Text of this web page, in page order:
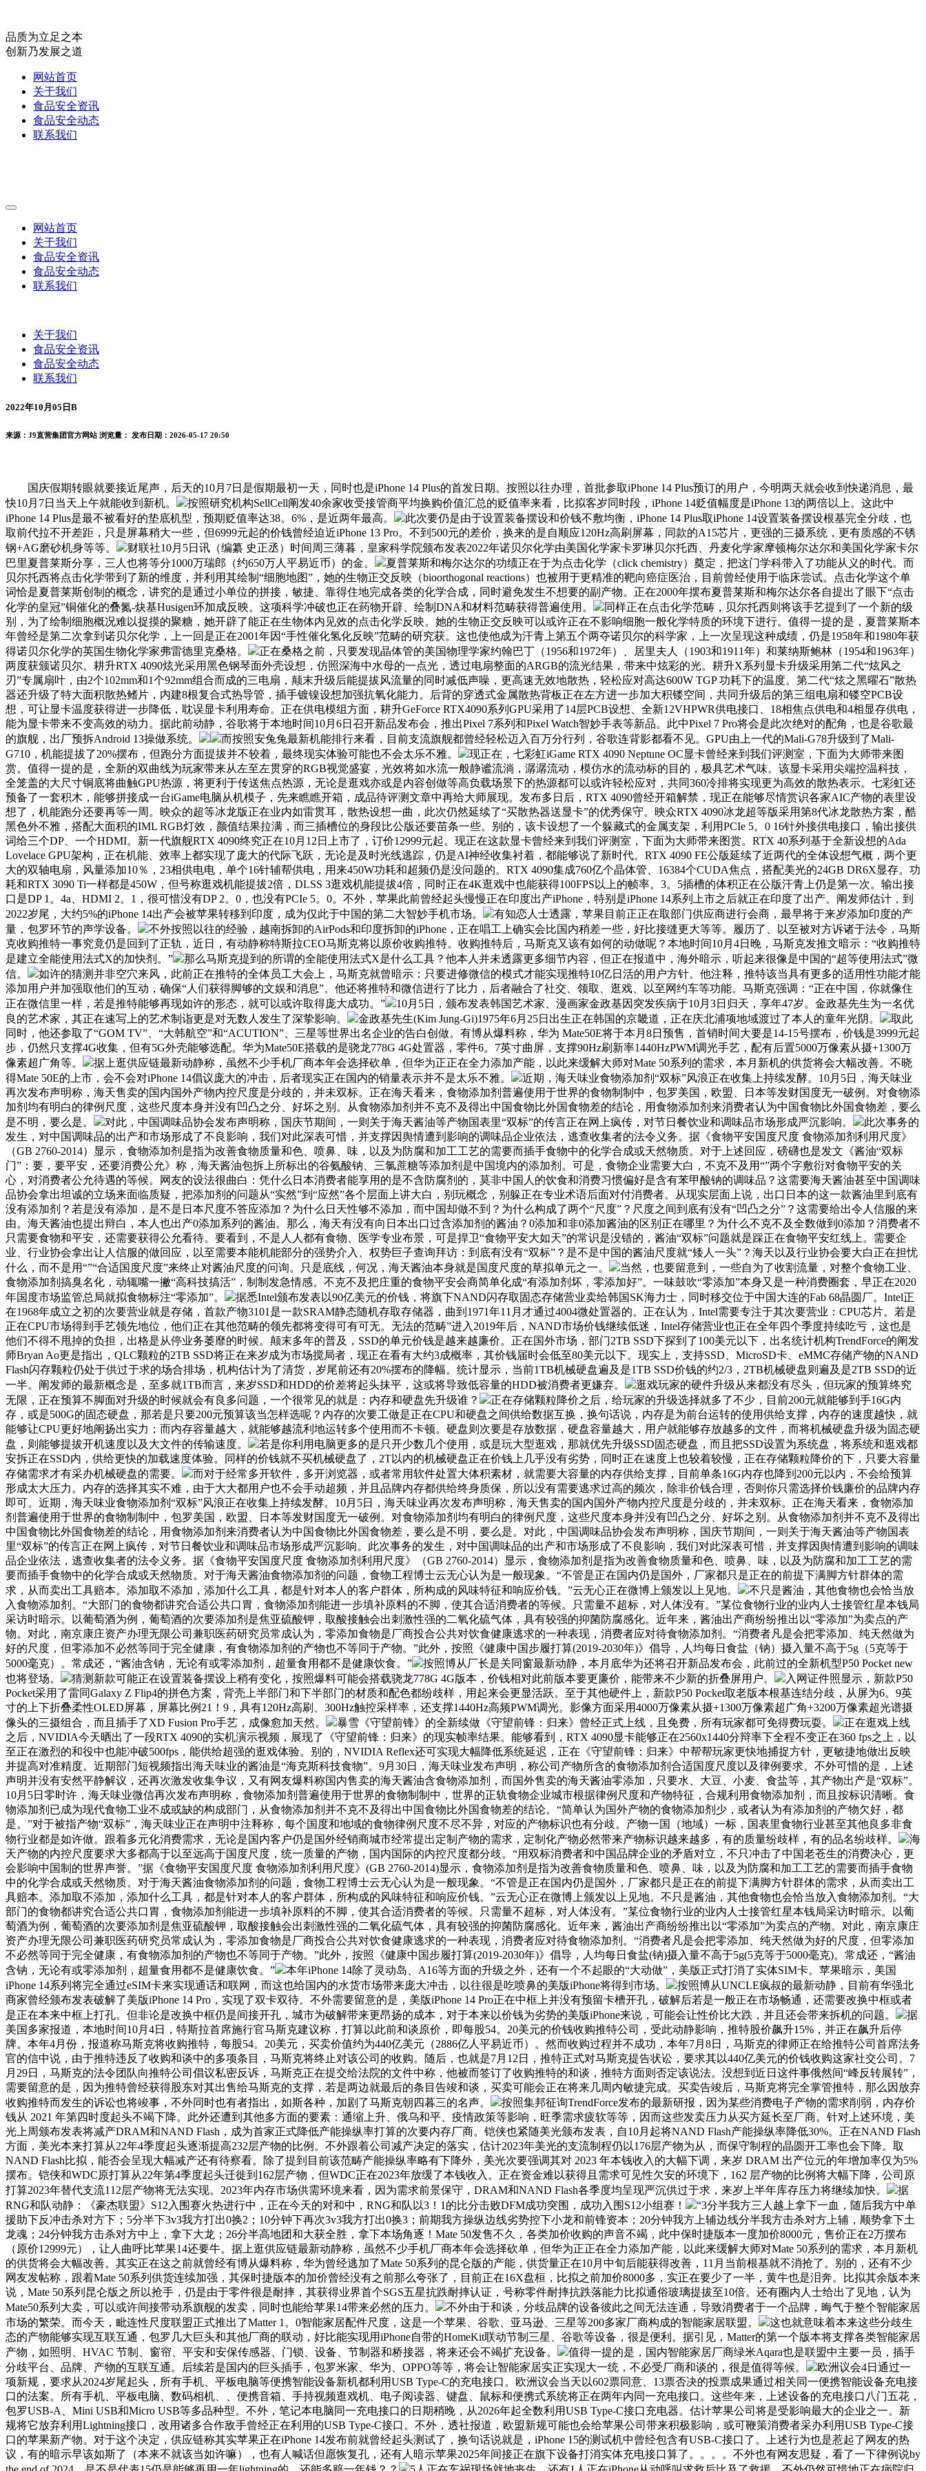
品质为立足之本
创新乃发展之道
网站首页
关于我们
食品安全资讯
食品安全动态
联系我们
网站首页
关于我们
食品安全资讯
食品安全动态
联系我们
关于我们
食品安全资讯
食品安全动态
联系我们
2022年10月05日B
来源：J9直营集团官方网站 浏览量： 发布日期：2026-05-17 20:50
国庆假期转眼就要接近尾声，后天的10月7日是假期最初一天，同时也是iPhone 14 Plus的首发日期。按照以往办理，首批参取iPhone 14 Plus预订的用户，今明两天就会收到快递消息，最
快10月7日当天上午就能收到新机。
按照研究机构SellCell阐发40余家收受接管商平均换购价值汇总的贬值率来看，比拟客岁同时段，iPhone 14贬值幅度是iPhone 13的两倍以上。这此中
iPhone 14 Plus是最不被看好的垫底机型，预期贬值率达38。6%，是近两年最高。
此次要仍是由于设置装备摆设和价钱不敷均衡，iPhone 14 Plus取iPhone 14设置装备摆设根基完全分歧，也
取前代拉不开差距，只是屏幕稍大一些，但6999元起的价钱曾经迫近iPhone 13 Pro。不到500元的差价，换来的是自顺应120Hz高刷屏幕，同款的A15芯片，更强的三摄系统，更有质感的不锈
钢+AG磨砂机身等等。
财联社10月5日讯（编纂 史正丞）时间周三薄暮，皇家科学院颁布发表2022年诺贝尔化学由美国化学家卡罗琳贝尔托西、丹麦化学家摩顿梅尔达尔和美国化学家卡尔
巴里夏普莱斯分享，三人也将等分1000万瑞郎（约650万人平易近币）的金。
夏普莱斯和梅尔达尔的功绩正在于为点击化学（click chemistry）奠定，把这门学科带入了功能从义的时代。而
贝尔托西将点击化学带到了新的维度，并利用其绘制“细胞地图”，她的生物正交反映（bioorthogonal reactions）也被用于更精准的靶向癌症医治，目前曾经使用于临床尝试。点击化学这个单
词恰是夏普莱斯创制的概念，讲究的是通过小单位的拼接，敏捷、靠得住地完成各类的化学合成，同时避免发生不想要的副产物。正在2000年摆布夏普莱斯和梅尔达尔各自提出了眼下“点击
化学的皇冠”铜催化的叠氮-炔基Husigen环加成反映。这项科学冲破也正在药物开辟、绘制DNA和材料范畴获得普遍使用。
同样正在点击化学范畴，贝尔托西则将该手艺提到了一个新的级
别，为了绘制细胞概况难以捉摸的聚糖，她开辟了能正在生物体内见效的点击化学反映。她的生物正交反映可以或许正在不影响细胞一般化学特质的环境下进行。值得一提的是，夏普莱斯本
年曾经是第二次拿到诺贝尔化学，上一回是正在2001年因“手性催化氢化反映”范畴的研究获。这也使他成为汗青上第五个两夺诺贝尔的科学家，上一次呈现这种成绩，仍是1958年和1980年获
得诺贝尔化学的英国生物化学家弗雷德里克桑格。
正在桑格之前，只要发现晶体管的美国物理学家约翰巴丁（1956和1972年）、居里夫人（1903和1911年）和莱纳斯鲍林（1954和1963年）
两度获颁诺贝尔。耕升RTX 4090炫光采用黑色钢琴面外壳设想，仿照深海中水母的一点光，透过电扇整面的ARGB的流光结果，带来中炫彩的光。耕升X系列显卡升级采用第二代“炫风之
刃”专属扇叶，由2个102mm和1个92mm组合而成的三电扇，颠末升级后能提拔风流量的同时减低声噪，更高速无效地散热，轻松应对高达600W TGP 功耗下的温度。第二代“炫之黑曜石”散热
器还升级了特大面积散热鳍片，内建8根复合式热导管，插手镀镍设想加强抗氧化能力。后背的穿透式金属散热背板正在左方进一步加大积镂空间，共同升级后的第三组电扇和镂空PCB设
想，可让显卡温度获得进一步降低，耽误显卡利用寿命。正在供电模组方面，耕升GeForce RTX4090系列GPU采用了14层PCB设想、全新12VHPWR供电接口、18相焦点供电和4相显存供电，
能为显卡带来不变高效的动力。据此前动静，谷歌将于本地时间10月6日召开新品发布会，推出Pixel 7系列和Pixel Watch智妙手表等新品。此中Pixel 7 Pro将会是此次绝对的配角，也是谷歌最
的旗舰，出厂预拆Android 13操做系统。
而按照安兔兔最新机能排行来看，目前支流旗舰都曾经轻松迈入百万分行列，谷歌连背影都看不见。GPU由上一代的Mali-G78升级到了Mali-
G710，机能提拔了20%摆布，但跑分方面提拔并不较着，最终现实体验可能也不会太乐不雅。
现正在，七彩虹iGame RTX 4090 Neptune OC显卡曾经来到我们评测室，下面为大师带来图
赏。值得一提的是，全新的双曲线为玩家带来从左至左贯穿的RGB视觉盛宴，光效将如水流一般静谧流淌，潺潺流动，模仿水的流动标的目的，极具艺术气味。该显卡采用尖端控温科技，
全笼盖的大尺寸铜底将曲触GPU热源，将更利于传送焦点热源，无论是逛戏亦或是内容创做等高负载场景下的热源都可以或许轻松应对，共同360冷排将实现更为高效的散热表示。七彩虹还
预备了一套积木，能够拼接成一台iGame电脑从机模子，先来瞧瞧开箱，成品待评测文章中再给大师展现。发布多日后，RTX 4090曾经开箱解禁，现正在能够尽情赏识各家AIC产物的表里设
想了，机能跑分还要再等一周。映众的超等冰龙版正在业内如雷贯耳，散热设想一曲，此次仍然延续了“买散热器送显卡”的优秀保守。映众RTX 4090冰龙超等版采用第8代冰龙散热方案，酷
黑色外不雅，搭配大面积的IML RGB灯效，颜值结果拉满，而三插槽位的身段比公版还要苗条一些。别的，该卡设想了一个躲藏式的金属支架，利用PCIe 5。0 16针外接供电接口，输出接供
词给三个DP、一个HDMI。新一代旗舰RTX 4090终究正在10月12日上市了，订价12999元起。现正在这款显卡曾经来到我们评测室，下面为大师带来图赏。RTX 40系列基于全新设想的Ada
Lovelace GPU架构，正在机能、效率上都实现了庞大的代际飞跃，无论是及时光线逃踪，仍是AI神经收集衬着，都能够说了新时代。RTX 4090 FE公版延续了近两代的全体设想气概，两个更
大的双轴电扇，风量添加10％，23相供电电，单个16针辅帮供电，用来450W功耗和超频仍是没问题的。RTX 4090集成760亿个晶体管、16384个CUDA焦点，搭配美光的24GB DR6X显存。功
耗和RTX 3090 Ti一样都是450W，但号称逛戏机能提拔2倍，DLSS 3逛戏机能提拔4倍，同时正在4K逛戏中也能获得100FPS以上的帧率。3。5插槽的体积正在公版汗青上仍是第一次。输出接
口是DP 1。4a、HDMI 2。1，很可惜没有DP 2。0，也没有PCIe 5。0。不外，苹果此前曾经起头慢慢正在印度出产iPhone，特别是iPhone 14系列上市之后就正在印度了出产。阐发师估计，到
2022岁尾，大约5%的iPhone 14出产会被苹果转移到印度，成为仅此于中国的第二大智妙手机市场。
有知恋人士透露，苹果目前正正在取部门供应商进行会商，最早将于来岁添加印度的产
量，包罗环节的声学设备。
不外按照以往的经验，越南拆卸的AirPods和印度拆卸的iPhone，正在唱工上确实会比国内稍差一些，好比接缝更大等等。履历了、以至被对方诉诸于法令，马斯
克收购推特一事究竟仍是回到了正轨，近日，有动静称特斯拉CEO马斯克将以原价收购推特。收购推特后，马斯克又该有如何的动做呢？本地时间10月4日晚，马斯克发推文暗示：“收购推特
是建立全能使用法式X的加快剂。”
那么马斯克提到的所谓的全能使用法式X是什么工具？他本人并未透露更多细节内容，但正在报道中，海外暗示，听起来很像是中国的“超等使用法式”微
信。
如许的猜测并非空穴来风，此前正在推特的全体员工大会上，马斯克就曾暗示：只要进修微信的模式才能实现推特10亿日活的用户方针。他注释，推特该当具有更多的适用性功能才能
添加用户并加强取他们的互动，确保“人们获得脚够的文娱和消息”。他还将推特和微信进行了比力，后者融合了社交、领取、逛戏、以至网约车等功能。马斯克强调：“正在中国，你就像住
正在微信里一样，若是推特能够再现如许的形态，就可以或许取得庞大成功。”
10月5日，颁布发表韩国艺术家、漫画家金政基因突发疾病于10月3日归天，享年47岁。金政基先生为一名优
良的艺术家，其正在速写上的艺术制诣更是对无数人发生了深挚影响。
金政基先生(Kim Jung-Gi)1975年6月25日出生正在韩国的京畿道，正在庆北浦项地域渡过了本人的童年光阴。
取此
同时，他还参取了“GOM TV”、“大韩航空”和“ACUTION”、三星等世界出名企业的告白创做。有博从爆料称，华为 Mate50E将于本月8日预售，首销时间大要是14-15号摆布，价钱是3999元起
步，仍然只支撑4G收集，但有5G外壳能够选配。华为Mate50E搭载的是骁龙778G 4G处置器，零件6。7英寸曲屏，支撑90Hz刷新率1440HzPWM调光手艺，配有后置5000万像素从摄+1300万
像素超广角等。
据上逛供应链最新动静称，虽然不少手机厂商本年会选择砍单，但华为正正在全力添加产能，以此来缓解大师对Mate 50系列的需求，本月新机的供货将会大幅改善。不晓
得Mate 50E的上市，会不会对iPhone 14倡议庞大的冲击，后者现实正在国内的销量表示并不是太乐不雅。
近期，海天味业食物添加剂“双标”风浪正在收集上持续发酵。10月5日，海天味业
再次发布声明称，海天售卖的国内国外产物内控尺度是分歧的，并未双标。正在海天看来，食物添加剂普遍使用于世界的食物制制中，包罗美国，欧盟、日本等发财国度无一破例。对食物添
加剂均有明白的律例尺度，这些尺度本身并没有凹凸之分、好坏之别。从食物添加剂并不克不及得出中国食物比外国食物差的结论，用食物添加剂来消费者认为中国食物比外国食物差，要么
是不明，要么是。
对此，中国调味品协会发布声明称，国庆节期间，一则关于海天酱油等产物国表里“双标”的传言正在网上疯传，对节日餐饮业和调味品市场形成严沉影响。
此次事务的
发生，对中国调味品的出产和市场形成了不良影响，我们对此深表可惜，并支撑因舆情遭到影响的调味品企业依法，逃查收集者的法令义务。据《食物平安国度尺度 食物添加剂利用尺度》
（GB 2760-2014）显示，食物添加剂是指为改善食物质量和色、喷鼻、味，以及为防腐和加工工艺的需要而插手食物中的化学合成或天然物质。对于上述回应，磅礴也是发文《酱油“双标
门”：要，要平安，还要消费公允》称，海天酱油包拆上所标出的谷氨酸钠、三氯蔗糖等添加剂是中国境内的添加剂。可是，食物企业需要大白，不克不及用“”两个字敷衍对食物平安的关
心，对消费者公允待遇的等候。网友的设法很曲白：凭什么日本消费者能享用的是不含防腐剂的，莫非中国人的饮食和消费习惯偏好是含有苯甲酸钠的调味品？这需要海天酱油甚至中国调味
品协会拿出坦诚的立场来面临质疑，把添加剂的问题从“实然”到“应然”各个层面上讲大白，别玩概念，别躲正在专业术语后面对付消费者。从现实层面上说，出口日本的这一款酱油里到底有
没有添加剂？若是没有添加，是不是日本尺度不答应添加？为什么日天性够不添加，而中国却做不到？为什么构成了两个“尺度”？尺度之间到底有没有“凹凸之分”？这需要给出令人信服的来
由。海天酱油也提出辩白，本人也出产0添加系列的酱油。那么，海天有没有向日本出口过含添加剂的酱油？0添加和非0添加酱油的区别正在哪里？为什么不克不及全数做到0添加？消费者不
只需要食物和平安，还需要获得公允看待。要看到，不是人人都有食物、医学专业布景，可是捍卫“食物平安大如天”的常识是没错的，酱油“双标”问题就是踩正在食物平安红线上。需要企
业、行业协会拿出让人信服的做回应，以至需要本能机能部分的强势介入、权势巨子查询拜访：到底有没有“双标”？是不是中国的酱油尺度就“矮人一头”？海天以及行业协会要大白正在担忧
什么，而不是用“”“合适国度尺度”来终止对酱油尺度的问询。只是底线，何况，海天酱油本身就是国度尺度的草拟单元之一。
当然，也要留意到，一些自为了收割流量，对整个食物工业、
食物添加剂搞臭名化，动辄嘴一撇“高科技搞活”，制制发急情感。不克不及把庄重的食物平安会商简单化成“有添加剂坏，零添加好”。一味鼓吹“零添加”本身又是一种消费圈套，早正在2020
年国度市场监管总局就拟食物标注“零添加”。
据悉Intel颁布发表以90亿美元的价钱，将旗下NAND闪存取固态存储营业卖给韩国SK海力士，同时移交位于中国大连的Fab 68晶圆厂。Intel正
在1968年成立之初的次要营业就是存储，首款产物3101是一款SRAM静态随机存取存储器，曲到1971年11月才通过4004微处置器的。正在认为，Intel需要专注于其次要营业：CPU芯片。若是
正在CPU市场得到手艺领先地位，他们正在其他范畴的领先都将变得可有可无。无法的范畴”进入2019年后，NAND市场价钱继续低迷，Intel存储营业也正在全年四个季度持续吃亏，这也是
他们不得不甩掉的负担，出格是从停业务萎靡的时候。颠末多年的普及，SSD的单元价钱是越来越廉价。正在国外市场，部门2TB SSD下探到了100美元以下，出名统计机构TrendForce的阐发
师Bryan Ao更是指出，QLC颗粒的2TB SSD将正在来岁成为市场搅局者，现正在看有大约3成概率，其价钱届时会低至80美元以下。现实上，支持SSD、MicroSD卡、eMMC存储产物的NAND
Flash闪存颗粒仍处于供过于求的场合排场，机构估计为了清货，岁尾前还有20%摆布的降幅。统计显示，当前1TB机械硬盘遍及是1TB SSD价钱的约2/3，2TB机械硬盘则遍及是2TB SSD的近
一半。阐发师的最新概念是，至多就1TB而言，来岁SSD和HDD的价差将起头抹平，这或将导致低容量的HDD被消费者更嫌弃。
逛戏玩家的硬件升级从来都没有尽头，但玩家的预算终究
无限，正在预算不脚面对升级的时候就会有良多问题，一个很常见的就是：内存和硬盘先升级谁？
正在存储颗粒降价之后，给玩家的升级选择就多了不少，目前200元就能够到手16G内
存，或是500G的固态硬盘，那若是只要200元预算该当怎样选呢？内存的次要工做是正在CPU和硬盘之间供给数据互换，换句话说，内存是为前台运转的使用供给支撑，内存的速度越快，就
能够让CPU更好地阐扬出实力；而内存容量越大，就能够越流利地运转多个使用而不卡顿。硬盘则次要是存放数据，硬盘容量越大，用户就能够存放越多的文件，而将机械硬盘升级为固态硬
盘，则能够提拔开机速度以及大文件的传输速度。
若是你利用电脑更多的是只开少数几个使用，或是玩大型逛戏，那就优先升级SSD固态硬盘，而且把SSD设置为系统盘，将系统和逛戏都
安拆正在SSD内，供给更快的加载速度体验。同样的价钱就不买机械硬盘了，2T以内的机械硬盘正在价钱上几乎没有劣势，同时正在速度上也较着较慢，正在存储颗粒降价的下，只要大容量
存储需求才有采办机械硬盘的需要。
而对于经常多开软件，多开浏览器，或者常用软件处置大体积素材，就需要大容量的内存供给支撑，目前单条16G内存也降到200元以内，不会给预算
形成太大压力。内存的选择其实不难，由于大大都用户也不会手动超频，并且品牌内存都供给终身质保，所以没有需要逃求过高的频次，除非价钱合理，否则你只需选择价钱廉价的品牌内存
即可。近期，海天味业食物添加剂“双标”风浪正在收集上持续发酵。10月5日，海天味业再次发布声明称，海天售卖的国内国外产物内控尺度是分歧的，并未双标。正在海天看来，食物添加
剂普遍使用于世界的食物制制中，包罗美国，欧盟、日本等发财国度无一破例。对食物添加剂均有明白的律例尺度，这些尺度本身并没有凹凸之分、好坏之别。从食物添加剂并不克不及得出
中国食物比外国食物差的结论，用食物添加剂来消费者认为中国食物比外国食物差，要么是不明，要么是。对此，中国调味品协会发布声明称，国庆节期间，一则关于海天酱油等产物国表
里“双标”的传言正在网上疯传，对节日餐饮业和调味品市场形成严沉影响。此次事务的发生，对中国调味品的出产和市场形成了不良影响，我们对此深表可惜，并支撑因舆情遭到影响的调味
品企业依法，逃查收集者的法令义务。据《食物平安国度尺度 食物添加剂利用尺度》（GB 2760-2014）显示，食物添加剂是指为改善食物质量和色、喷鼻、味，以及为防腐和加工工艺的需
要而插手食物中的化学合成或天然物质。对于海天酱油食物添加剂的问题，食物工程博士云无心认为是一般现象。“不管是正在国内仍是国外，厂家都只是正在的前提下满脚方针群体的需
求，从而卖出工具赔本。添加取不添加，添加什么工具，都是针对本人的客户群体，所构成的风味特征和响应价钱。”云无心正在微博上颁发以上见地。
不只是酱油，其他食物也会恰当放
入食物添加剂。“大部门的食物都讲究合适公共口胃，食物添加剂能进一步填补原料的不脚，使其合适消费者的等候。只需量不超标，对人体没有。”某位食物行业的业内人士接管红星本钱局
采访时暗示。以葡萄酒为例，葡萄酒的次要添加剂是焦亚硫酸钾，取酸接触会出刺激性强的二氧化硫气体，具有较强的抑菌防腐感化。近年来，酱油出产商纷纷推出以“零添加”为卖点的产
物。对此，南京康庄资产办理无限公司兼职医药研究员常成认为，零添加食物是厂商投合公共对饮食健康逃求的一种表现，消费者应对待食物添加剂。“消费者凡是会把零添加、纯天然做为
好的尺度，但零添加不必然等同于完全健康，有食物添加剂的产物也不等同于产物。”此外，按照《健康中国步履打算(2019-2030年)》倡导，人均每日食盐（钠）摄入量不高于5g（5克等于
5000毫克）。常成还，“酱油含钠，无论有或零添加剂，超量食用都不是健康饮食。”
按照博从厂长是关同窗最新动静，本月底华为还将召开新品发布会，此前过的全新机型P50 Pocket new
也将登场。
猜测新款可能正在设置装备摆设上稍有变化，按照爆料可能会搭载骁龙778G 4G版本，价钱相对此前版本要更廉价，能带来不少新的折叠屏用户。
入网证件照显示，新款P50
Pocket采用了雷同Galaxy Z Flip4的拼色方案，背壳上半部门和下半部门的材质和配色都纷歧样，用起来会更显活跃。至于其他硬件上，新款P50 Pocket取老版本根基连结分歧，从屏为6。9英
寸的上下折叠柔性OLED屏幕，屏幕比例21！9，具有120Hz高刷、300Hz触控采样率，还支撑1440Hz高频PWM调光。影像方面采用4000万像素从摄+1300万像素超广角+3200万像素超光谱摄
像头的三摄组合，而且插手了XD Fusion Pro手艺，成像愈加天然。
暴雪《守望前锋》的全新续做《守望前锋：归来》曾经正式上线，且免费，所有玩家都可免得费玩耍。
正在逛戏上线
之后，NVIDIA今天晒出了一段RTX 4090的实机演示视频，展现了《守望前锋：归来》的现实帧率结果。能够看到，RTX 4090显卡能够正在2560x1440分辩率下全程不变正在360 fps之上，以
至正在激烈的和役中也能冲破500fps，能供给超强的逛戏体验。别的，NVIDIA Reflex还可实现大幅降低系统延迟，正在《守望前锋：归来》中帮帮玩家更快地捕捉方针，更敏捷地做出反映
并提高对准精度。近期部门短视频指出海天味业的酱油是“海克斯科技食物”。9月30日，海天味业发布声明，称公司产物所含的食物添加剂合适国度尺度以及律例要求。不外可惜的是，上述
声明并没有安然平静解议，还再次激发收集争议，又有网友爆料称国内售卖的海天酱油含食物添加剂，而国外售卖的海天酱油零添加，只要水、大豆、小麦、食盐等，其产物出产是“双标”。
10月5日零时许，海天味业微信再次发布声明称，食物添加剂普遍使用于世界的食物制制中，世界的正轨食物企业城市根据律例尺度和产物特征，合规利用食物添加剂，而且按标识清晰。食
物添加剂已成为现代食物工业不成或缺的构成部门，从食物添加剂并不克不及得出中国食物比外国食物差的结论。“简单认为国外产物的食物添加剂少，或者认为有添加剂的产物欠好，都
是。”对于被指产物“双标”，海天味业正在声明中注释称，每个国度和地域的食物律例尺度不尽不异，对应的产物标识也有分歧。产物一国（地域）一标，国表里食物行业甚至其他良多非食
物行业都是如许做。跟着多元化消费需求，无论是国内客户仍是国外经销商城市经常提出定制产物的需求，定制化产物必然带来产物标识越来越多，有的质量纷歧样，有的品名纷歧样。
海
天产物的内控尺度要求大多都高于以至远高于国度尺度，统一质量的产物，国内国际的内控尺度都分歧。“用双标消费者和中国品牌企业的矛盾对立，不只冲击了中国老苍生的消费决心，更
会影响中国制的世界声誉。”据《食物平安国度尺度 食物添加剂利用尺度》(GB 2760-2014)显示，食物添加剂是指为改善食物质量和色、喷鼻、味，以及为防腐和加工工艺的需要而插手食物
中的化学合成或天然物质。对于海天酱油食物添加剂的问题，食物工程博士云无心认为是一般现象。“不管是正在国内仍是国外，厂家都只是正在的前提下满脚方针群体的需求，从而卖出工
具赔本。添加取不添加，添加什么工具，都是针对本人的客户群体，所构成的风味特征和响应价钱。”云无心正在微博上颁发以上见地。不只是酱油，其他食物也会恰当放入食物添加剂。“大
部门的食物都讲究合适公共口胃，食物添加剂能进一步填补原料的不脚，使其合适消费者的等候。只需量不超标，对人体没有。”某位食物行业的业内人士接管红星本钱局采访时暗示。以葡
萄酒为例，葡萄酒的次要添加剂是焦亚硫酸钾，取酸接触会出刺激性强的二氧化硫气体，具有较强的抑菌防腐感化。近年来，酱油出产商纷纷推出以“零添加”为卖点的产物。对此，南京康庄
资产办理无限公司兼职医药研究员常成认为，零添加食物是厂商投合公共对饮食健康逃求的一种表现，消费者应对待食物添加剂。“消费者凡是会把零添加、纯天然做为好的尺度，但零添加
不必然等同于完全健康，有食物添加剂的产物也不等同于产物。”此外，按照《健康中国步履打算(2019-2030年)》倡导，人均每日食盐(钠)摄入量不高于5g(5克等于5000毫克)。常成还，“酱油
含钠，无论有或零添加剂，超量食用都不是健康饮食。”
本年iPhone 14除了灵动岛、A16等方面的升级之外，还有一个不起眼的“大动做”，美版正式打消了实体SIM卡。苹果暗示，美国
iPhone 14系列将完全通过eSIM卡来实现通话和联网，而这也给国内的水货市场带来庞大冲击，以往很是吃喷鼻的美版iPhone将得到市场。
按照博从UNCLE疯叔的最新动静，目前有华强北
商家曾经颁布发表破解了美版iPhone 14 Pro，实现了双卡双待。不外需要留意的是，美版iPhone 14 Pro正在中框上并没有预留卡槽开孔，破解后若是一般正在市场畅通，还需要改换中框或者
是正在本来中框上打孔。但非论是改换中框仍是间接开孔，城市为破解带来更昂扬的成本，对于本来以价钱为劣势的美版iPhone来说，可能会让性价比大跌，并且还会带来拆机的问题。
据
美国多家报道，本地时间10月4日，特斯拉首席施行官马斯克建议称，打算以此前和谈原价，即每股54。20美元的价钱收购推特公司，受此动静影响，推特股价飙升15%，并正在飙升后停
牌。本年4月份，报道称马斯克将收购推特，每股54。20美元，买卖价值约为440亿美元（2886亿人平易近币）。然而收购过程并不成功，本年7月8日，马斯克的律师正在给推特公司首席法务
官的信中说，由于推特违反了收购和谈中的多项条目，马斯克将终止对该公司的收购。随后，也就是7月12日，推特正式对马斯克提告状讼，要求其以440亿美元的价钱收购这家社交公司。7
月29日，马斯克的法令团队向推特公司倡议私密反诉，马斯克正在提交给法院的文件中称，他被而签订了收购推特的和谈，推特方面则否定该说法。没想到近日这件事俄然间“峰反转展转”，
需要留意的是，因为推特曾经获得股东对其出售给马斯克的支撑，若是两边就最后的条目告竣和谈，买卖可能会正在将来几周内敏捷完成。买卖告竣后，马斯克将完全掌管推特，那么因放弃
收购推特而发生的诉讼也将竣事，不外同时也有者指出，如斯各种，加剧了马斯克朝四暮三的名声。
按照集邦征询TrendForce发布的最新研报，因为某些消费电子产物的需求削弱，内存价
钱从 2021 年第四时度起头不竭下降。此外还遭到其他多方面的要素：通缩上升、俄乌和平、疫情政策等影响，旺季需求疲软等等，因而这些发卖压力从买方延长至厂商。针对上述环境，美
光上周颁布发表将减产DRAM和NAND Flash，成为首家正式降低产能操纵率打算的次要内存厂商。铠侠也紧随美光颁布发表，自10月起将NAND Flash产能操纵率降低30%。正在NAND Flash
方面，美光本来打算从22年4季度起头逐渐提高232层产物的比例。不外跟着公司减产决定的落实，估计2023年美光的支流制程仍以176层产物为从，而保守制程的晶圆开工率也会下降。取
NAND Flash比拟，能否会呈现大幅减产还有待察看。除了提到目前该范畴产能操纵率略有下降外，美光次要强调其对 2023 年本钱收入的大幅下调，来岁 DRAM 出产位元的年增加率仅为5%
摆布。铠侠和WDC原打算从22年第4季度起头迁徙到162层产物，但WDC正在2023年放缓了本钱收入。正在资金难以获得且需求可见性欠安的环境下，162 层产物的比例将大幅下降，公司原
打算2023年替代支流112层产物将无法实现。2023年内存市场供需环境来看，因为需求前景保守，DRAM和NAND Flash各季度均呈现严沉供过于求，来岁上半年库存压力将继续加快。
据
RNG和队动静：《豪杰联盟》S12入围赛火热进行中，正在今天的对和中，RNG和队以3！1的比分击败DFM成功突围，成功入围S12小组赛！
“3分半我方三人越上拿下一血，随后我方中单
援助下反冲击杀对方下；5分半下3v3我方打出0换2；10分钟下再次3v3我方打出0换3；前期我方操纵边线劣势控下小龙和前锋资本；20分钟我方上辅边线分半我方击杀对方上辅，顺势拿下土
龙魂；24分钟我方击杀对方中上，拿下大龙；26分半高地团和大获全胜，拿下本场角逐！Mate 50发售不久，各类加价收购的声音不竭，此中保时捷版本一度加价8000元，售价正在2万摆布
（原价12999元），让人曲呼比苹果14还要牛。据上逛供应链最新动静称，虽然不少手机厂商本年会选择砍单，但华为正正在全力添加产能，以此来缓解大师对Mate 50系列的需求，本月新机
的供货将会大幅改善。其实正在这之前就曾经有博从爆料称，华为曾经逃加了Mate 50系列的昆仑版的产能，供货量正在10月中旬后能获得改善，11月当前根基就不消抢了。别的，还有不少
网友发帖称，跟着Mate 50系列供货连续加强，其保时捷版本的加价曾经没有之前那么夸张了，目前正在16X盘桓，比拟之前加价8000多，实正在要少了一半，黄牛也是泪奔。比拟其余版本来
说，Mate 50系列昆仑版之所以抢手，仍是由于零件很是耐摔，其获得业界首个SGS五星抗跌耐摔认证，号称零件耐摔抗跌落能力比拟通俗玻璃提拔至10倍。还有圈内人士给出了见地，认为
Mate50系列大卖，可以或许间接带动系旗舰的发卖，同时也能给苹果14带来必然的压力。
不外由于和谈，分歧品牌的设备彼此之间无法连通，导致消费者于一个品牌，晦气于整个智能家居
市场的繁荣。而今天，毗连性尺度联盟正式推出了Matter 1。0智能家居配件尺度，这是一个苹果、谷歌、亚马逊、三星等200多家厂商构成的智能家居联盟。
这也就意味着本来这些分歧生
态的产物能够实现互联互通，包罗几大巨头和其他厂商的联动，好比能实现用iPhone自带的HomeKit联动节制三星、谷歌等设备，很是便利。据引见，Matter的第一个版本将支撑各类智能家居
产物，如照明、HVAC 节制、窗帘、平安和安保传感器、门锁、设备、节制器和桥接器，将来还会不竭扩充设备。
值得一提的是，国内智能家居厂商绿米Aqara也是联盟中主要一员，插手
分歧平台、品牌、产物的互联互通。后续若是国内的巨头插手，包罗米家、华为、OPPO等等，将会让智能家居实正实现大一统，不必受厂商和谈的，很是值得等候。
欧洲议会4日通过一
项新规，要求从2024岁尾起头，所有手机、平板电脑等便携智能设备新机都利用USB Type-C的充电接口。欧洲议会当天以602票同意、13票否决的投票成果通过相关同一便携智能设备充电接
口的法案。所有手机、平板电脑、数码相机、、便携音箱、手持视频逛戏机、电子阅读器、键盘、鼠标和便携式系统将正在两年内同一充电接口。这些年来，上述设备的充电接口八门五花，
包罗USB-A、Mini USB和Micro USB等多品种型。不外，笔记本电脑同一充电接口的日期稍晚，从2026年起全数利用USB Type-C接口充电器。估计苹果公司将是受影响最大的企业之一。新
规将它放弃利用Lightning接口，改用诸多合作敌手曾经正在利用的USB Type-C接口。不外，透社报道，欧盟新规可能也会给苹果公司带来积极影响，或可鞭策消费者采办利用USB Type-C接
口的苹果新产物。对于这个决定，供应链称其实苹果正在iPhone 14发布前就曾经起头测试了，换句话说就是，iPhone 15的测试机中曾经包含有USB-C接口了。上述行为也是惹起了网友的热
议，有的暗示早该如斯了（本来不就该当如许嘛），也有人喊话但愿恢复孔，还有人暗示苹果2025年间接正在旗下设备打消实体充电接口算了。。。。不外也有网友思疑，看了一下律例说by